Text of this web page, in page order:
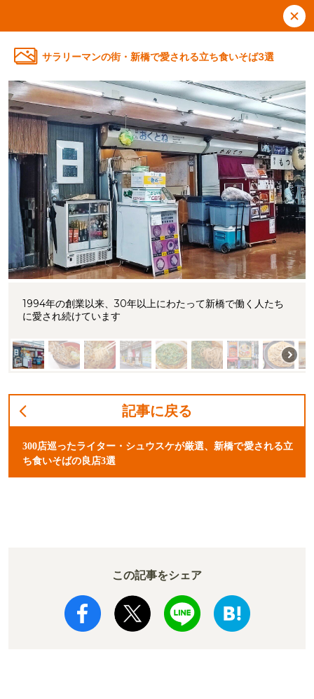
サラリーマンの街・新橋で愛される立ち食いそば3選
1994年の創業以来、30年以上にわたって新橋で働く人たち
に愛され続けています
記事に戻る
300店巡ったライター・シュウスケが厳選、新橋で愛される立
ち食いそばの良店3選
この記事をシェア